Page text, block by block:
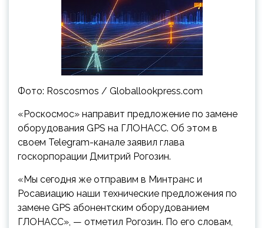
Фото: Roscosmos / Globallookpress.com
«Роскосмос» направит предложение по замене
оборудования GPS на ГЛОНАСС. Об этом в
своем Telegram-канале заявил глава
госкорпорации Дмитрий Рогозин.
«Мы сегодня же отправим в Минтранс и
Росавиацию наши технические предложения по
замене GPS абонентским оборудованием
ГЛОНАСС», — отметил Рогозин. По его словам,